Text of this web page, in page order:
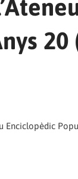
20
Enciclopèdic